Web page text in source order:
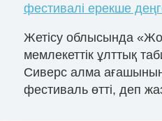
фестивалі ерекше
Жетісу облысында
мемлекеттік ұлттық
Сиверс алма ағашының
фестиваль өтті, деп